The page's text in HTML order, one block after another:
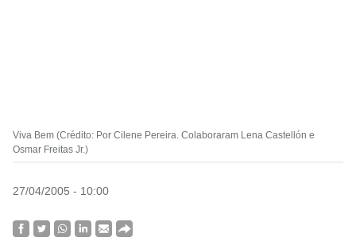
Viva Bem (Crédito: Por Cilene Pereira. Colaboraram Lena Castellón e
Osmar Freitas Jr.)
27/04/2005 - 10:00